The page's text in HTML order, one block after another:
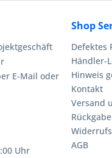
E-Mail oder
Uhr
Shop
Defektes
Händler-
Hinweis
Kontakt
Versand
Rückgabe
AGB